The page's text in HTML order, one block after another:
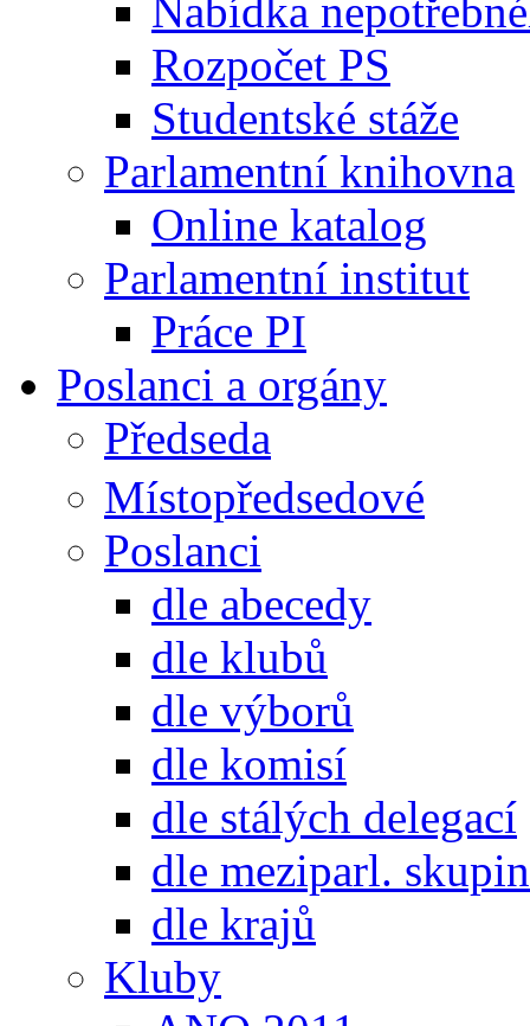
Nabídka
Rozpočet PS
Studentské stáže
Parlamentní knihovna
Online katalog
Parlamentní institut
Práce PI
Poslanci a orgány
Předseda
Místopředsedové
Poslanci
dle abecedy
dle klubů
dle výborů
dle komisí
dle stálých delegací
dle meziparl. skupin
dle krajů
Kluby